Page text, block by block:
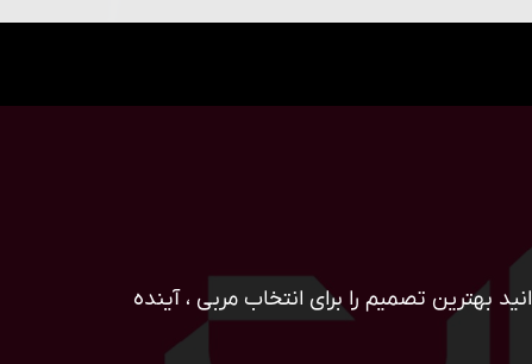
بهترین تصمیم را برای انتخاب مربی ، آینده